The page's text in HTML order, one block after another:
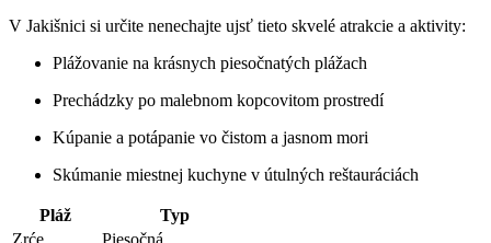
V Jakišnici si určite nenechajte ujsť tieto skvelé atrakcie a aktivity:
Plážovanie na krásnych piesočnatých plážach
Prechádzky po malebnom kopcovitom prostredí
Kúpanie a potápanie vo čistom a jasnom mori
Skúmanie miestnej kuchyne v útulných reštauráciách
Pláž
Typ